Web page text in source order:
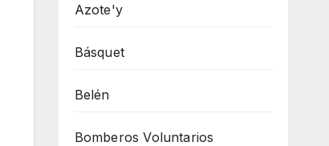
Azote'y
Básquet
Belén
Bomberos Voluntarios